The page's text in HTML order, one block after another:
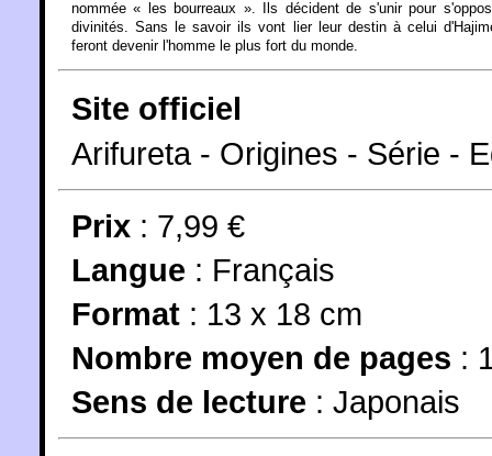
nommée « les bourreaux ». Ils décident de s'unir pour
divinités. Sans le savoir ils vont lier leur destin à celui
feront devenir l'homme le plus fort du monde.
Site officiel
Arifureta - Origines - Série -
Prix : 7,99 €
Langue : Français
Format : 13 x 18 cm
Nombre moyen de pages :
Sens de lecture : Japonais